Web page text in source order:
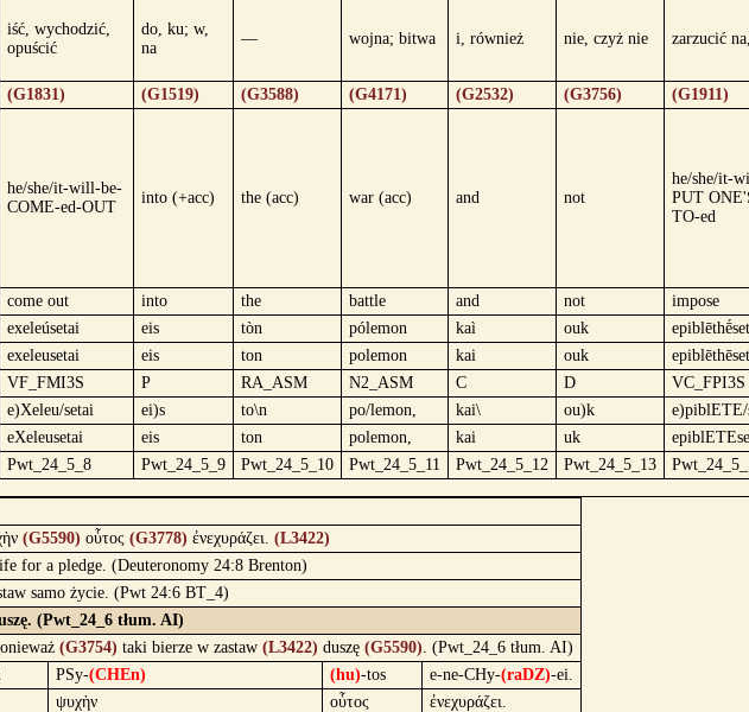
iść, wychodzić,
opuścić
do, ku; w,
na
— wojna; bitwa i, również nie, czyż nie zarzucić
(G1831) (G1519) (G3588) (G4171) (G2532) (G3756) (G1911)
he/she/it-will-be-
COME-ed-OUT
into (+acc) the (acc) war (acc) and not
he/she/it-
PUT
TO-ed
come out into the battle and not
impose
exeleúsetai eis tòn pólemon kaì ouk
exeleusetai eis ton polemon kai ouk
VF_FMI3S P RA_ASM N2_ASM C D
VC_FPI3S
e)Xeleu/setai ei)s to\n po/lemon, kai\ ou)k
e)piblETE/
eXeleusetai eis ton polemon, kai uk
Pwt_24_5_8 Pwt_24_5_9 Pwt_24_5_10 Pwt_24_5_11 Pwt_24_5_12 Pwt_24_5_13
(G5590) οὗτος (G3778) ἐνεχυράζει. (L3422)
for a pledge. (Deuteronomy 24:8 Brenton)
samo życie. (Pwt 24:6 BT_4)
(Pwt_24_6 tłum. AI)
(G3754) taki bierze w zastaw (L3422) duszę (G5590). (Pwt_24_6 tłum. AI)
PSy-(CHEn) (hu)-tos e-ne-CHy-(raDZ)-ei.
ψυχὴν οὗτος ἐνεχυράζει.